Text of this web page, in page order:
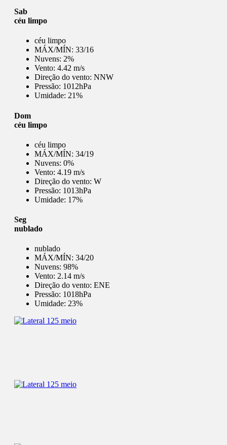
Sab
céu limpo
céu limpo
MÁX/MÍN: 33/16
Nuvens: 2%
Vento: 4.42 m/s
Direção do vento: NNW
Pressão: 1012hPa
Umidade: 21%
Dom
céu limpo
céu limpo
MÁX/MÍN: 34/19
Nuvens: 0%
Vento: 4.19 m/s
Direção do vento: W
Pressão: 1013hPa
Umidade: 17%
Seg
nublado
nublado
MÁX/MÍN: 34/20
Nuvens: 98%
Vento: 2.14 m/s
Direção do vento: ENE
Pressão: 1018hPa
Umidade: 23%